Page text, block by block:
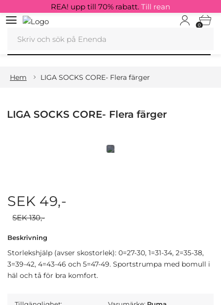
0
REA! upp till 70% rabatt. Till rean
Hem LIGA SOCKS CORE- Flera färger
LIGA SOCKS CORE- Flera färger
SEK 49,-
SEK 130,-
Beskrivning
Storlekshjälp (avser skostorlek): 0=27-30, 1=31-34, 2=35-38,
3=39-42, 4=43-46 och 5=47-49. Sportstrumpa med bomull i
häl och tå för bra komfort.